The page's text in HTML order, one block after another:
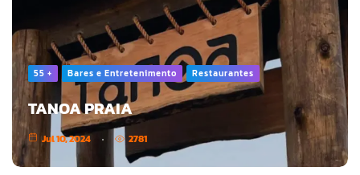
55 + Bares e Entretenimento Restaurantes
TANOA PRAIA
Jul 10, 2024 2781